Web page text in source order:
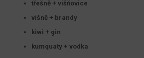
třešně + višňovice
višně + brandy
kiwi + gin
kumquaty + vodka